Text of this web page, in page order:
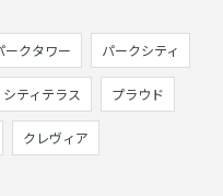
ークタワー パークシティ
シティテラス プラウド
クレヴィア